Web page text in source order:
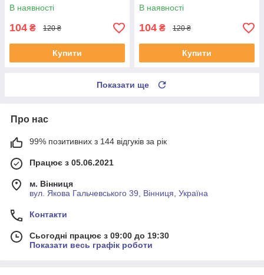
Леон 99-06 #RL-1J0182V
UAYSBXG4
В наявності
104 ₴ 120 ₴
Купити
Толедо 2 99-06 #RL-1J0182V
UATOJRK4
В наявності
104 ₴ 120 ₴
Купити
Показати ще
Про нас
99% позитивних з 144 відгуків за рік
Працює з 05.06.2021
м. Вінниця
вул. Якова Гальчевського 39, Вінниця, Україна
Контакти
Сьогодні працює з 09:00 до 19:30
Показати весь графік роботи